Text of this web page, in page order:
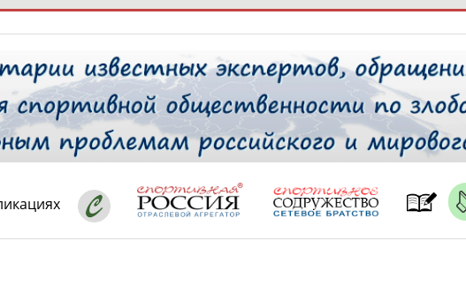
ТАБЛО АКТИВНОСТИ
РЕСУРСНАЯ ПЛОЩАДКА